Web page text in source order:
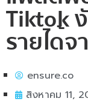
Tiktok
รายได้
ensure.co
สิงหาคม 11,